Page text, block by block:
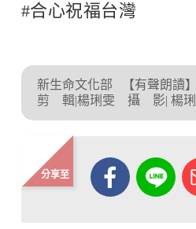
#合心祝福台灣
新生命文化部
【有聲朗讀
剪 輯|楊琍雯 攝 影| 楊琍
分享至